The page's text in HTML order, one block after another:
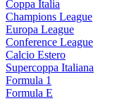
Coppa Italia
Champions League
Europa League
Conference League
Calcio Estero
Supercoppa Italiana
Formula 1
Formula E